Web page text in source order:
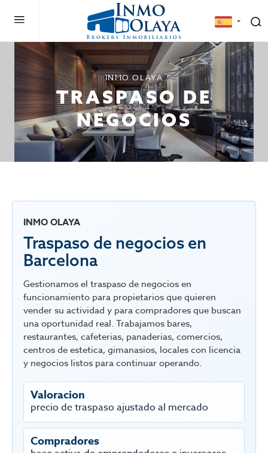
INMO OLAYA
TRASPASO DE
NEGOCIOS
INMO OLAYA
Traspaso de negocios en
Barcelona
Gestionamos el traspaso de negocios en
funcionamiento para propietarios que quieren
vender su actividad y para compradores que buscan
una oportunidad real. Trabajamos bares,
restaurantes, cafeterias, panaderias, comercios,
centros de estetica, gimanasios, locales con licencia
y negocios listos para continuar operando.
Valoracion
precio de traspaso ajustado al mercado
Compradores